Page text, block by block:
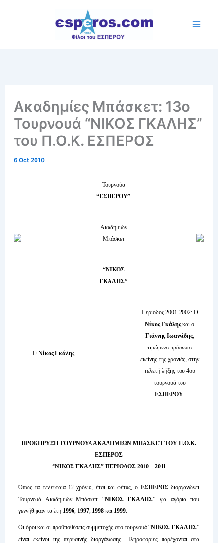
Ακαδημίες Μπάσκετ: 13ο
Τουρνουά “ΝΙΚΟΣ ΓΚΑΛΗΣ”
του Π.Ο.Κ. ΕΣΠΕΡΟΣ
6 Oct 2010
Τουρνούα
“ΕΣΠΕΡΟΥ”
Ακαδημιών
Μπάσκετ
“ΝΙΚΟΣ
ΓΚΑΛΗΣ”
ΟΝίκος Γκάλης
Περίοδος 2001-2002: Ο
Νίκος Γκάλης και ο
Γιάννης Ιωαννίδης,
τιμώμενο πρόσωπο
εκείνης της χρονιάς, στην
τελετή λήξης του 4ου
τουρνουά του
ΕΣΠΕΡΟΥ
ΠΡΟΚΗΡΥΞΗ ΤΟΥΡΝΟΥΑ ΑΚΑΔΗΜΙΩΝ ΜΠΑΣΚΕΤ ΤΟΥ Π.Ο.Κ.
ΕΣΠΕΡΟΣ
“ΝΙΚΟΣ ΓΚΑΛΗΣ” ΠΕΡΙΟΔΟΣ 2010 – 2011
Όπως τα τελευταία 12 χρόνια, έτσι και φέτος, ο EΣΠΕΡΟΣδιοργανώνει
Τουρνουά Ακαδημιών Μπάσκετ “ΝΙΚΟΣ ΓΚΑΛΗΣ” για αγόρια που
γεννήθηκαν τα έτη 1996, 1997, 1998 και 1999.
Οι όροι και οι προϋποθέσεις συμμετοχής στο τουρνουά “ΝΙΚΟΣ ΓΚΑΛΗΣ”
είναι εκείνοι της περυσινής διοργάνωσης. Πληροφορίες παρέχονται στα